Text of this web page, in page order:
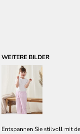
WEITERE BILDER
Entspannen Sie stilvoll mit